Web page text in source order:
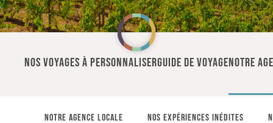
NOS VOYAGES À PERSONNALISERGUIDE DE VOYAGENOTRE
NOTRE AGENCE LOCALE NOS EXPÉRIENCES INÉDITES